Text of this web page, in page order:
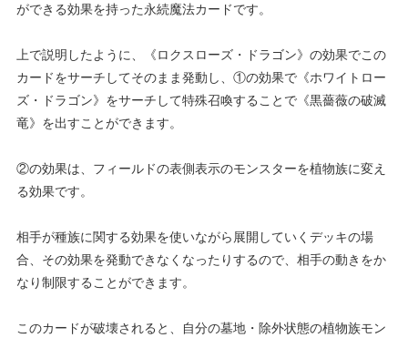
ができる効果を持った永続魔法カードです。
上で説明したように、《ロクスローズ・ドラゴン》の効果でこの
カードをサーチしてそのまま発動し、①の効果で《ホワイトロー
ズ・ドラゴン》をサーチして特殊召喚することで《黒薔薇の破滅
竜》を出すことができます。
②の効果は、フィールドの表側表示のモンスターを植物族に変え
る効果です。
相手が種族に関する効果を使いながら展開していくデッキの場
合、その効果を発動できなくなったりするので、相手の動きをか
なり制限することができます。
このカードが破壊されると、自分の墓地・除外状態の植物族モン